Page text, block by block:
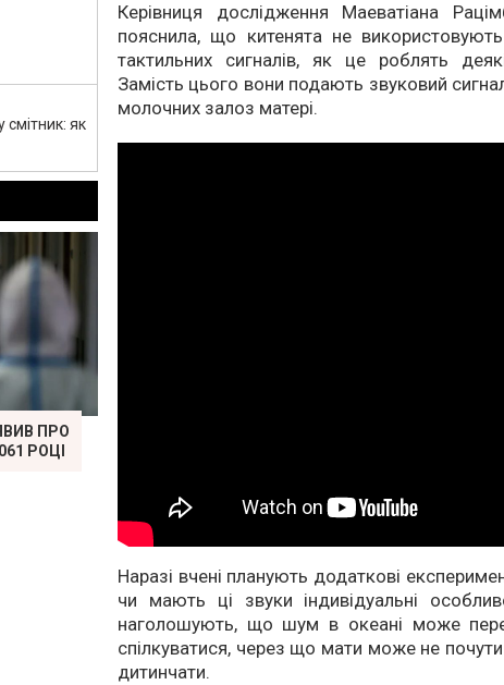
Керівниця дослідження Маеватіана
пояснила, що китенята не
тактильних сигналів, як це роблять
Замість цього вони подають звуковий
молочних залоз матері.
Наразі вчені планують додаткові
чи мають ці звуки індивідуальні
наголошують, що шум в океані може
спілкуватися, через що мати може не
дитинчати.
смітник: як
ПРО
РОЦІ